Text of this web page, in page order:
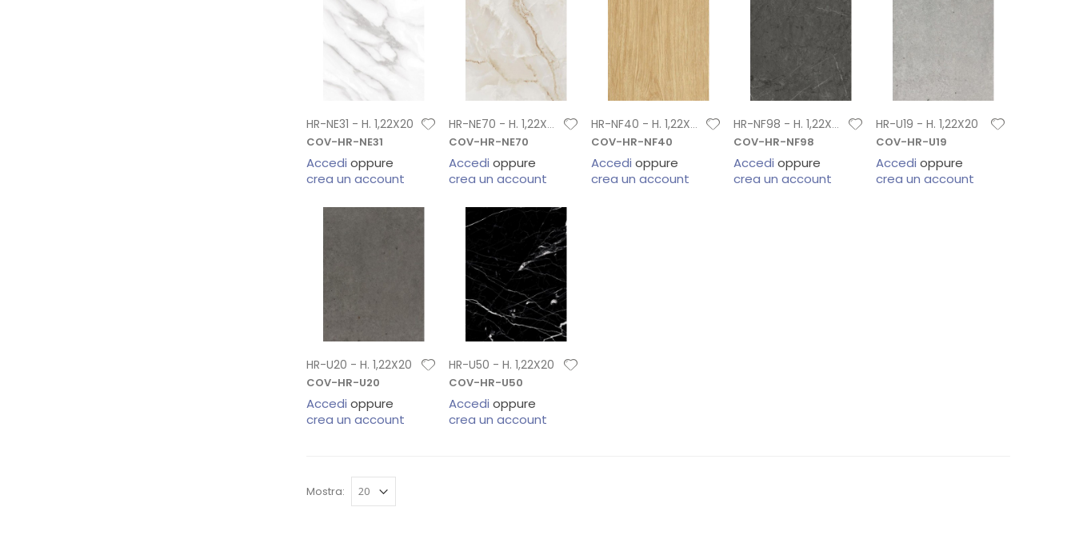
HR-NE31 - H. 1,22X20
COV-HR-NE31
Accedi oppure
crea un account
HR-NE70 - H. 1,22X20
COV-HR-NE70
Accedi oppure
crea un account
HR-NF40 - H. 1,22X20
COV-HR-NF40
Accedi oppure
crea un account
HR-NF98 - H. 1,22X20
COV-HR-NF98
Accedi oppure
crea un account
HR-U19 - H. 1,22X20
COV-HR-U19
Accedi oppure
crea un account
HR-U20 - H. 1,22X20
COV-HR-U20
Accedi oppure
crea un account
HR-U50 - H. 1,22X20
COV-HR-U50
Accedi oppure
crea un account
Mostra: